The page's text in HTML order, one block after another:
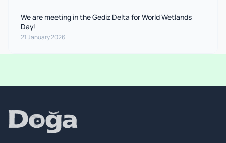
We are meeting in the Gediz Delta for World Wetlands
Day!
21 January 2026